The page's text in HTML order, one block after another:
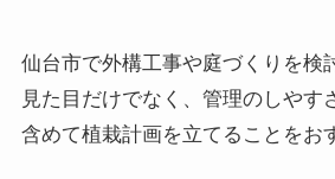
仙台市で外構工事や庭づくりを検
見た目だけでなく、管理のしやす
含めて植栽計画を立てることをお